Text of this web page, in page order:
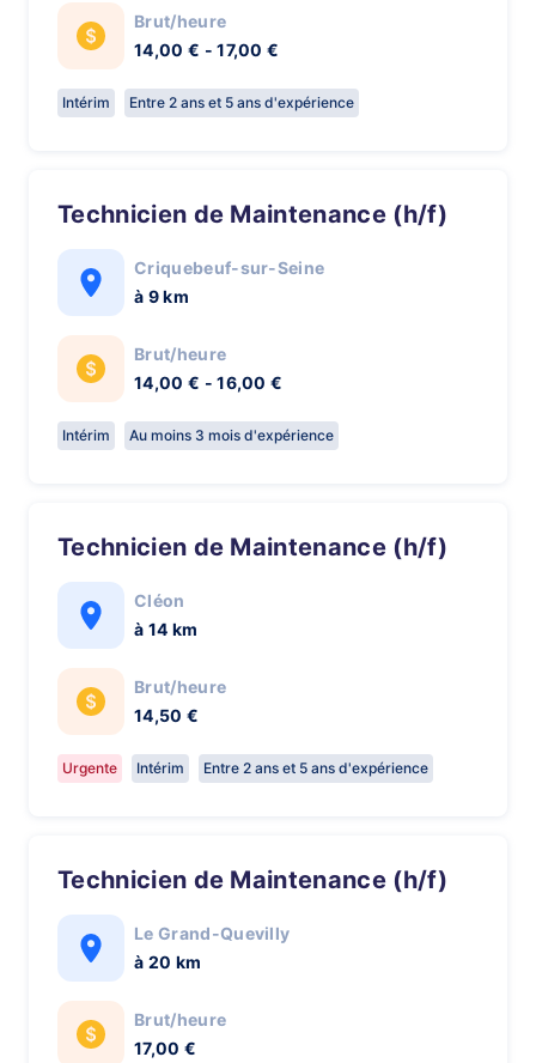
Brut/heure
14,00 € - 17,00 €
Intérim Entre 2 ans et 5 ans d'expérience
Technicien de Maintenance (h/f)
Criquebeuf-sur-Seine
à 9 km
Brut/heure
14,00 € - 16,00 €
Intérim Au moins 3 mois d'expérience
Technicien de Maintenance (h/f)
Cléon
à 14 km
Brut/heure
14,50 €
Urgente Intérim Entre 2 ans et 5 ans d'expérience
Technicien de Maintenance (h/f)
Le Grand-Quevilly
à 20 km
Brut/heure
17,00 €